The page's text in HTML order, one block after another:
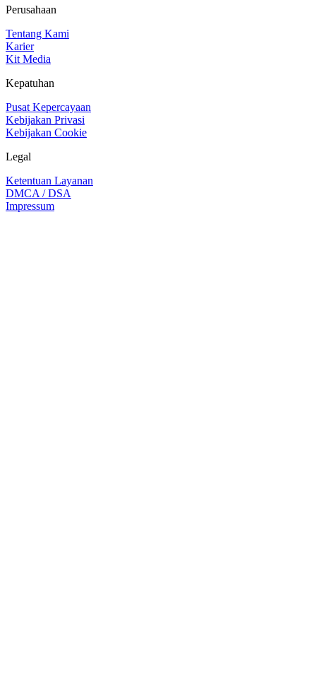
Perusahaan
Tentang Kami
Karier
Kit Media
Kepatuhan
Pusat Kepercayaan
Kebijakan Privasi
Kebijakan Cookie
Legal
Ketentuan Layanan
DMCA / DSA
Impressum